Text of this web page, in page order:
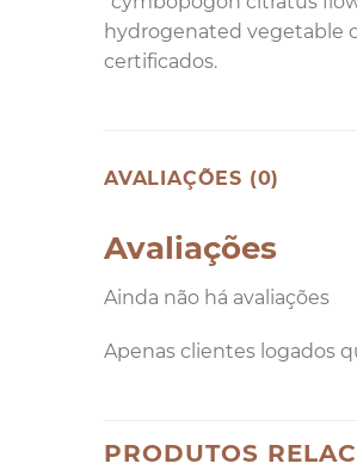
hydrogenated vegetable
certificados.
AVALIAÇÕES (0)
Avaliações
Ainda não há avaliações
Apenas clientes logados
PRODUTOS